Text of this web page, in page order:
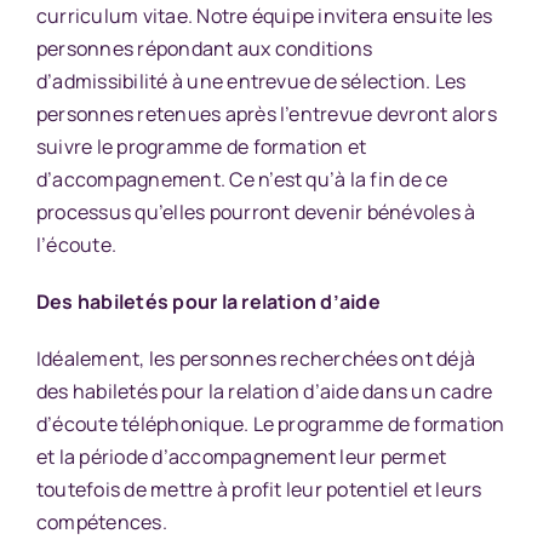
curriculum vitae. Notre équipe invitera ensuite les
personnes répondant aux conditions
d’admissibilité à une entrevue de sélection. Les
personnes retenues après l’entrevue devront alors
suivre le programme de formation et
d’accompagnement. Ce n’est qu’à la fin de ce
processus qu’elles pourront devenir bénévoles à
l’écoute.
Des habiletés pour la relation d’aide
Idéalement, les personnes recherchées ont déjà
des habiletés pour la relation d’aide dans un cadre
d’écoute téléphonique. Le programme de formation
et la période d’accompagnement leur permet
toutefois de mettre à profit leur potentiel et leurs
compétences.